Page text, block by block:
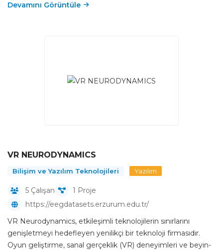
Devamını Görüntüle
VR NEURODYNAMICS
Bilişim ve Yazılım Teknolojileri Yazılım
5 Çalışan
1 Proje
https://eegdatasets.erzurum.edu.tr/
VR Neurodynamics, etkileşimli teknolojilerin sınırlarını
genişletmeyi hedefleyen yenilikçi bir teknoloji firmasıdır.
Oyun geliştirme, sanal gerçeklik (VR) deneyimleri ve beyin-